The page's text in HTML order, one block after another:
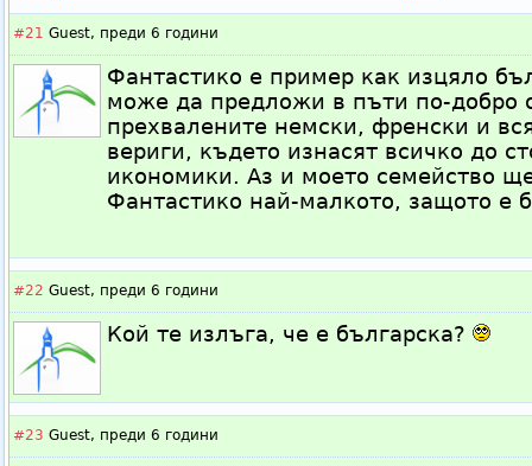
#21 Guest, преди 6 години
Фантастико е пример как изцяло
може да предложи в пъти по-добро
прехвалените немски, френски и
вериги, където изнасят всичко до
икономики. Аз и моето семейство
Фантастико най-малкото, защото е
#22 Guest, преди 6 години
Кой те излъга, че е българска?
#23 Guest, преди 6 години